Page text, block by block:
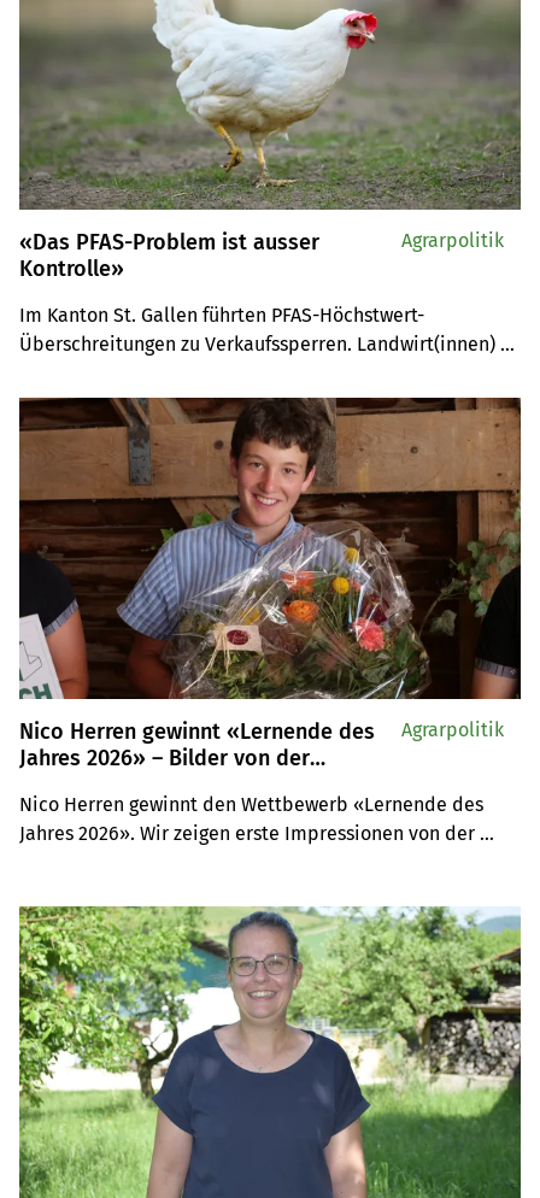
«Das PFAS-Problem ist ausser
Kontrolle»
Im Kanton St. Gallen führten PFAS-Höchstwert-
Überschreitungen zu Verkaufssperren. Landwirt(innen)
Aber was das heisst und wie zu handeln ist, bleibt bisher
unklar.
Agrarpolitik
Nico Herren gewinnt «Lernende des
Jahres 2026» – Bilder von der
Nico Herren gewinnt den Wettbewerb «Lernende des
Jahres 2026». Wir zeigen erste Impressionen von der
sondern auch das prächtige Wetter.
Agrarpolitik